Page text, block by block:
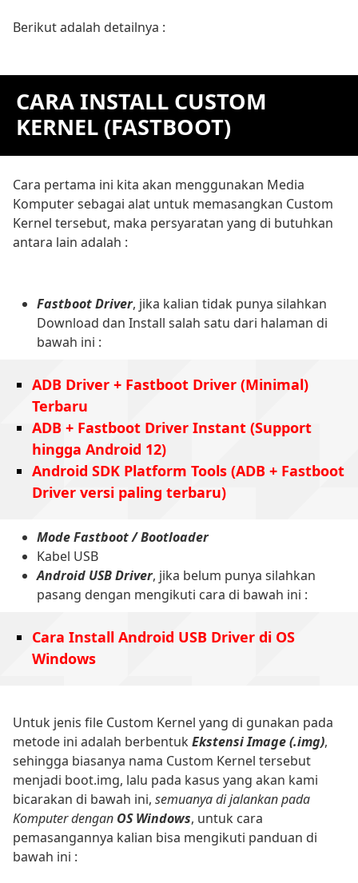
Berikut adalah detailnya :
CARA INSTALL CUSTOM
KERNEL (FASTBOOT)
Cara pertama ini kita akan menggunakan Media
Komputer sebagai alat untuk memasangkan Custom
Kernel tersebut, maka persyaratan yang di butuhkan
antara lain adalah :
Fastboot Driver, jika kalian tidak punya silahkan
Download dan Install salah satu dari halaman di
bawah ini :
ADB Driver + Fastboot Driver (Minimal)
Terbaru
ADB + Fastboot Driver Instant (Support
hingga Android 12)
Android SDK Platform Tools (ADB + Fastboot
Driver versi paling terbaru)
Mode Fastboot / Bootloader
Kabel USB
Android USB Driver, jika belum punya silahkan
pasang dengan mengikuti cara di bawah ini :
Cara Install Android USB Driver di OS
Windows
Untuk jenis file Custom Kernel yang di gunakan pada
metode ini adalah berbentukEkstensi Image (.img),
sehingga biasanya nama Custom Kernel tersebut
menjadi boot.img, lalu pada kasus yang akan kami
bicarakan di bawah ini, semuanya di jalankan pada
Komputer dengan OS Windows, untuk cara
pemasangannya kalian bisa mengikuti panduan di
bawah ini :